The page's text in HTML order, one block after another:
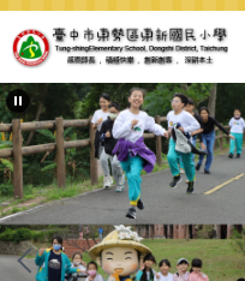
跳
到
主
要
內
容
區